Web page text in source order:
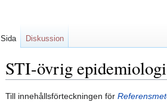
STI-övrig epidemiologi
Hoppa
Hoppa
Till innehållsförteckningen för
Sida Diskussion